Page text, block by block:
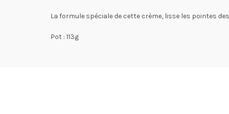
La formule spéciale de cette crème, lisse les pointes
Pot : 113g